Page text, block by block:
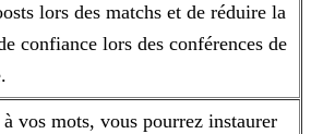
lors des matchs et de réduire la
confiance lors des conférences de
à vos mots, vous pourrez instaurer